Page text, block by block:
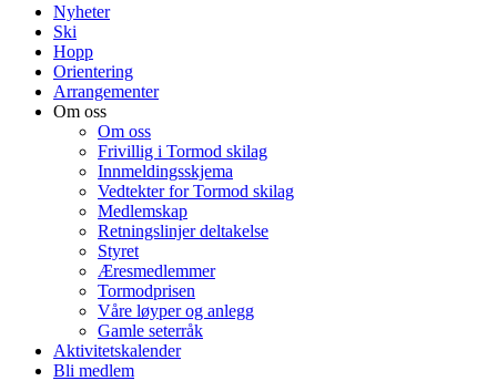
Nyheter
Ski
Hopp
Orientering
Arrangementer
Om oss
Om oss
Frivillig i Tormod skilag
Innmeldingsskjema
Vedtekter for Tormod skilag
Medlemskap
Retningslinjer deltakelse
Styret
Æresmedlemmer
Tormodprisen
Våre løyper og anlegg
Gamle seterråk
Aktivitetskalender
Bli medlem